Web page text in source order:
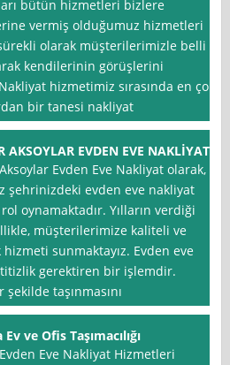
bütün hizmetleri bizlere
vermiş olduğumuz hizmetleri
olarak müşterilerimizle belli
kendilerinin görüşlerini
hizmetimiz sırasında en çok
bir tanesi nakliyat
AKSOYLAR EVDEN EVE NAKLİYAT
Evden Eve Nakliyat olarak,
şehrinizdeki evden eve nakliyat
oynamaktadır. Yılların verdiği
müşterilerimize kaliteli ve
hizmeti sunmaktayız. Evden eve
gerektiren bir işlemdir.
şekilde taşınmasını
ve Ofis Taşımacılığı
Eve Nakliyat Hizmetleri